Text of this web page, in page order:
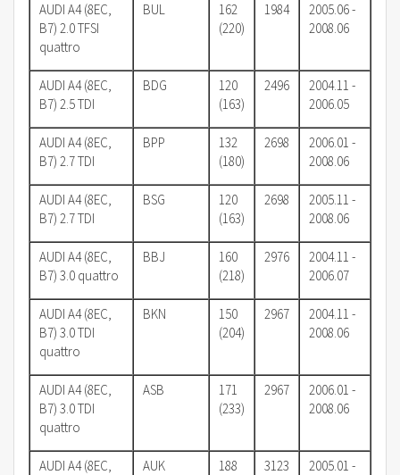
AUDI A4 (8EC,
B7) 2.0 TFSI
quattro
BUL
162
(220)
1984
2005.06 -
2008.06
AUDI A4 (8EC,
B7) 2.5 TDI
BDG
120
(163)
2496
2004.11 -
2006.05
AUDI A4 (8EC,
B7) 2.7 TDI
BPP
132
(180)
2698
2006.01 -
2008.06
AUDI A4 (8EC,
B7) 2.7 TDI
BSG
120
(163)
2698
2005.11 -
2008.06
AUDI A4 (8EC,
B7) 3.0 quattro
BBJ
160
(218)
2976
2004.11 -
2006.07
AUDI A4 (8EC,
B7) 3.0 TDI
quattro
BKN
150
(204)
2967
2004.11 -
2008.06
AUDI A4 (8EC,
B7) 3.0 TDI
quattro
ASB
171
(233)
2967
2006.01 -
2008.06
AUDI A4 (8EC,
AUK
188
3123
2005.01 -